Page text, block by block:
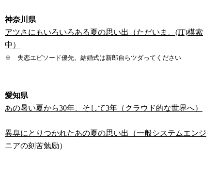
神奈川県
アツさにもいろいろある夏の思い出（ただいま、(IT)模索
中）
※ 失恋エピソード優先。結婚式は新郎自らツダってください
愛知県
あの暑い夏から30年、そして3年（クラウド的な世界へ）
異臭にとりつかれたあの夏の思い出（一般システムエンジ
ニアの刻苦勉励）